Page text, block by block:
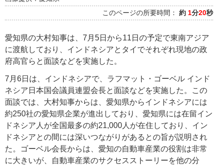
このページの所要時間： 約 1分20秒
愛知県の大村知事は、7月5日から11日の予定で東南アジア
に渡航しており、インドネシアとタイでそれぞれ現地の政
府高官らと面談などを実施した。
7月6日は、インドネシアで、ラフマット・ゴーベル インド
ネシア日本国会議員連盟会長と面談などを実施した。この
面談では、大村知事からは、愛知県からインドネシアには
約250社の愛知県企業が進出しており、愛知県には在留イン
ドネシア人が全国最多の約21,000人が在住しており、イン
ドネシアとの間には深いつながりがあるとの旨が説明され
た。ゴーベル会長からは、愛知の自動車産業の役割は非常
に大きいが、自動車産業のサクセスストーリーを他の分